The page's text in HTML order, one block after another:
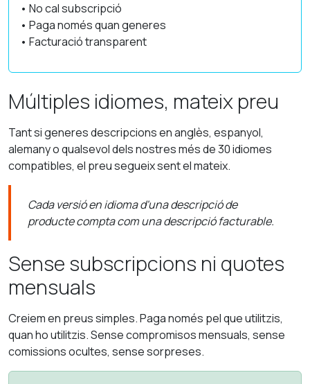
• No cal subscripció
• Paga només quan generes
• Facturació transparent
Múltiples idiomes, mateix preu
Tant si generes descripcions en anglès, espanyol,
alemany o qualsevol dels nostres més de 30 idiomes
compatibles, el preu segueix sent el mateix.
Cada versió en idioma d'una descripció de
producte compta com una descripció facturable.
Sense subscripcions ni quotes
mensuals
Creiem en preus simples. Paga només pel que utilitzis,
quan ho utilitzis. Sense compromisos mensuals, sense
comissions ocultes, sense sorpreses.